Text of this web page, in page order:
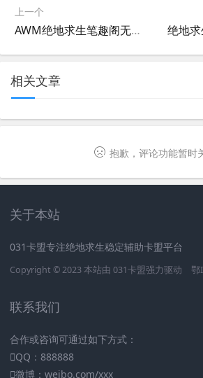
上一个
AWM绝地求生笔趣阁无弹窗阅读体验-AWM绝地求生笔趣阁在线阅读无广告
相关文章
抱歉，评论功能暂时
关于本站
031卡盟专注绝地求生稳定辅助卡盟平台
Copyright © 2023 本站由 031卡盟强力驱动 鄂
联系我们
合作或咨询可通过如下方式：
QQ：888888
微博：weibo.com/xxx